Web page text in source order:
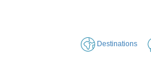
Destinations